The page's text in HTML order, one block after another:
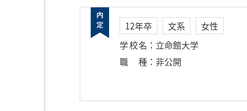
12年卒 文系
女性
学校名 ： 立命館大学
職種 ： 非公開